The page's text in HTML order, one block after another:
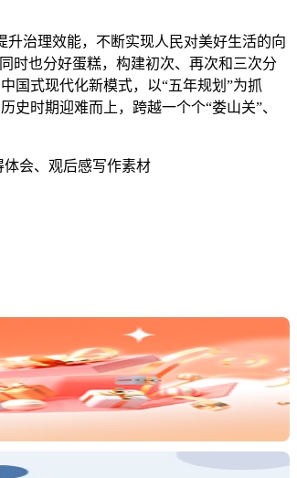
治理效能，不断实现人民对美好生活的向
时也分好蛋糕，构建初次、再次和三次分
国式现代化新模式，以“五年规划”为抓
时期迎难而上，跨越一个个“娄山关”、
会、观后感写作素材